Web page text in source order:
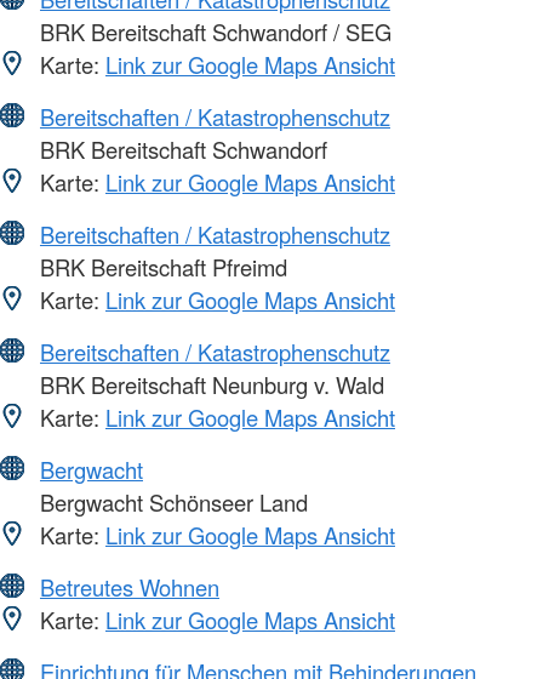
BRK Bereitschaft Schwandorf / SEG
Karte: Link zur Google Maps Ansicht
Bereitschaften / Katastrophenschutz
BRK Bereitschaft Schwandorf
Karte: Link zur Google Maps Ansicht
Bereitschaften / Katastrophenschutz
BRK Bereitschaft Pfreimd
Karte: Link zur Google Maps Ansicht
Bereitschaften / Katastrophenschutz
BRK Bereitschaft Neunburg v. Wald
Karte: Link zur Google Maps Ansicht
Bergwacht
Bergwacht Schönseer Land
Karte: Link zur Google Maps Ansicht
Betreutes Wohnen
Karte: Link zur Google Maps Ansicht
Einrichtung für Menschen mit Behinderungen